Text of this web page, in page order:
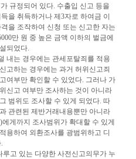
규정되어 있다. 수출입 신고 등을
을 취득하거나 제3자로 하여금 이
을 조작하여 신청 또는 신고한 자는
만 원 중 높은 금액 이하의 벌금에
되었다.
내는 경우에는 관세포탈죄를 적용
고하는 경우에는 과거 허위신고죄
여부만 확인할 수 있었다. 그러나 가
신고 여부만 조사하는 것이 아니라
범위도 조사할 수 있게 되었다. 따
관련된 제반거래내용뿐만 아니라
게까지 조사범위가 확대할 수 있게
용하여 외환조사를 광범위하고 디
고 있는 다양한 사전신고의무가 누